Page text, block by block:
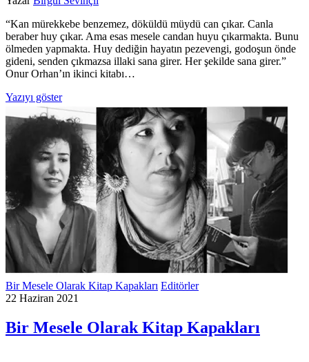
“Kan mürekkebe benzemez, döküldü müydü can çıkar. Canla
beraber huy çıkar. Ama esas mesele candan huyu çıkarmakta. Bunu
ölmeden yapmakta. Huy dediğin hayatın pezevengi, godoşun önde
gideni, senden çıkmazsa illaki sana girer. Her şekilde sana girer.”
Onur Orhan’ın ikinci kitabı…
Yazıyı göster
Bir Mesele Olarak Kitap Kapakları Editörler
22 Haziran 2021
Bir Mesele Olarak Kitap Kapakları